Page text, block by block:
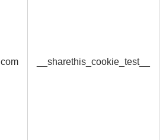
__sharethis_cookie_test__